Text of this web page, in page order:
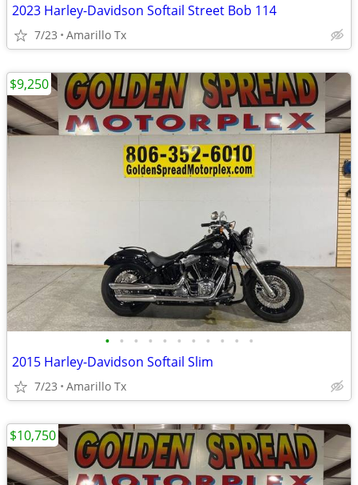
2023 Harley-Davidson Softail Street Bob 114
7/23 Amarillo Tx
• • • • • • • • • • •
2015 Harley-Davidson Softail Slim
7/23 Amarillo Tx
$9,250
$10,750